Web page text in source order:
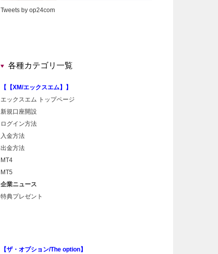
Tweets by op24com
各種カテゴリ一覧
【【XM/エックスエム】】
エックスエム トップページ
新規口座開設
ログイン方法
入金方法
出金方法
MT4
MT5
企業ニュース
特典プレゼント
【ザ・オプション/The option】